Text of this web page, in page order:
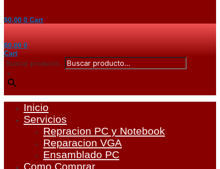
$0,00 0 Cart
$0,00 0
Cart
Buscar producto...
×
Inicio
Servicios
Repracion PC y Notebook
Reparacion VGA
Ensamblado PC
Como Comprar